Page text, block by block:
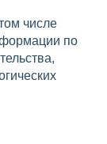
числе
по